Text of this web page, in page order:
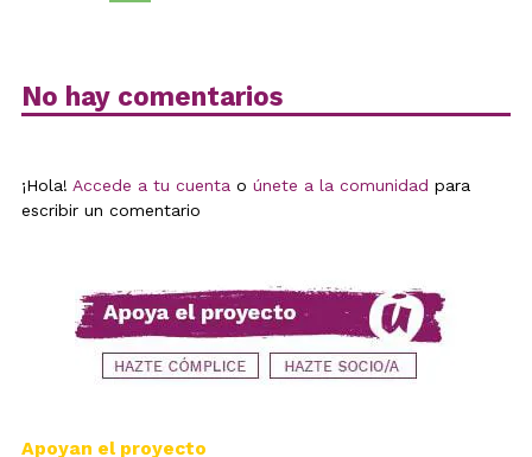
No hay comentarios
¡Hola! Accede a tu cuenta o únete a la comunidad para
escribir un comentario
Apoyan el proyecto